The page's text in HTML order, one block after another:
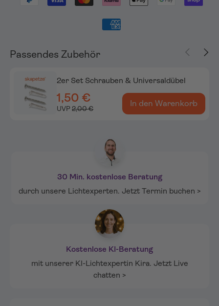
Passendes Zubehör Vorherige
2er Set Schrauben & Universaldübel
1,50 €
UVP 2,00 €
In den Warenkorb
30 Min. kostenlose Beratung
durch unsere Lichtexperten. Jetzt Termin buchen >
Kostenlose KI-Beratung
mit unserer KI-Lichtexpertin Kira. Jetzt Live
chatten >